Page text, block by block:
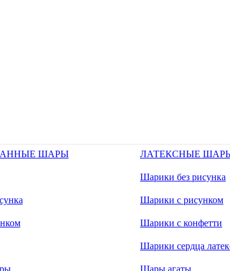
ШАРЫ ЛАТЕКСНЫЕ
Шарики без рисунка
Шарики с рисунком
Шарики с конфетти
Шарики сердца
Шары агаты